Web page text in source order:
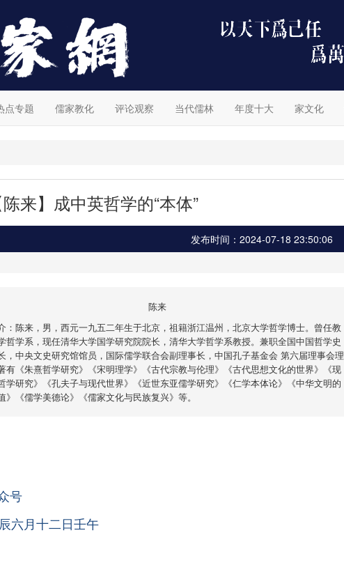
点专题 儒家教化 评论观察 当代儒林 年度十大 家文化
陈来】成中英哲学的“本体”
发布时间：2024-07-18 23:50:06
陈来
：陈来，男，西元一九五二年生于北京，祖籍浙江温州，北京大学哲学博士。曾任教
哲学系，现任清华大学国学研究院院长，清华大学哲学系教授。兼职全国中国哲学史
，中央文史研究馆馆员，国际儒学联合会副理事长，中国孔子基金会 第六届理事会理
有《朱熹哲学研究》《宋明理学》《古代宗教与伦理》《古代思想文化的世界》《现
学研究》《孔夫子与现代世界》《近世东亚儒学研究》《仁学本体论》《中华文明的
》《儒学美德论》《儒家文化与民族复兴》等。
号
六月十二日壬午